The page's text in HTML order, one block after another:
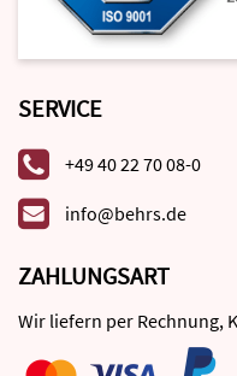
SERVICE
+49 40 22 70 08-0
info@behrs.de
ZAHLUNGSART
Wir liefern per Rechnung,